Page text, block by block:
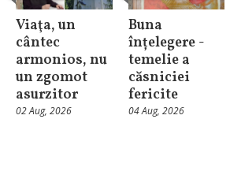
Viaţa, un
cântec
armonios, nu
un zgomot
asurzitor
02 Aug, 2026
Buna
înțelegere -
temelie a
căsniciei
fericite
04 Aug, 2026